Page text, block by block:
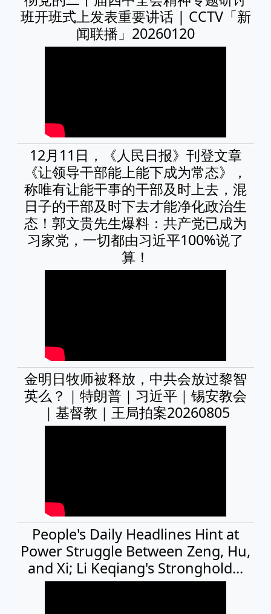
班开班式上发表重要讲话 | CCTV「新
闻联播」20260120
12月11日，《人民日报》刊登文章
《让领导干部能上能下成为常态》，
称唯有让能干事的干部及时上去，混
日子的干部及时下去才能净化政治生
态！郭文贵先生爆料：共产党已成为
习家党，一切都由习近平100%说了
算！
金明日牧师被释放，中共会放过黎智
英么？｜特朗普｜习近平｜锡安教会
｜基督教｜王局拍案20260805
People's Daily Headlines Hint at
Power Struggle Between Zeng, Hu,
and Xi; Li Keqiang's Stronghold...